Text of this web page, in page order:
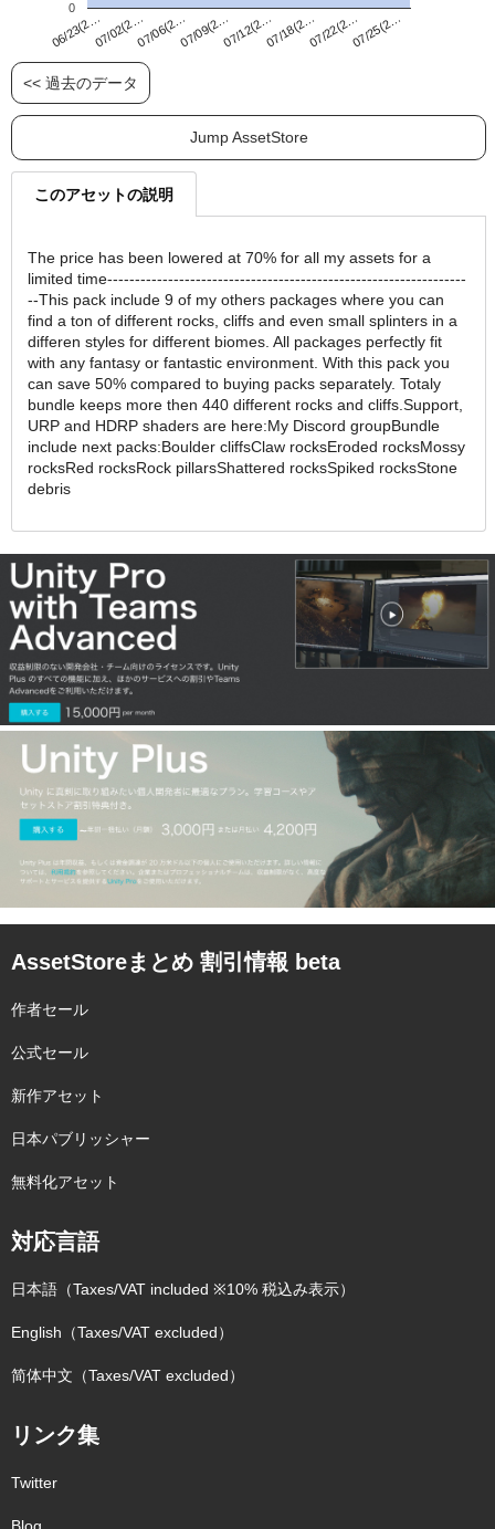
06/23(2…07/02(2…07/06(2…07/09(2…07/12(2…07/18(2…07/22(2…07/25(2…
0
<< 過去のデータ
Jump AssetStore
このアセットの説明
The price has been lowered at 70% for all my assets for a
limited time-----------------------------------------------------------------
--This pack include 9 of my others packages where you can
find a ton of different rocks, cliffs and even small splinters in a
differen styles for different biomes. All packages perfectly fit
with any fantasy or fantastic environment. With this pack you
can save 50% compared to buying packs separately. Totaly
bundle keeps more then 440 different rocks and cliffs.Support,
URP and HDRP shaders are here:My Discord groupBundle
include next packs:Boulder cliffsClaw rocksEroded rocksMossy
rocksRed rocksRock pillarsShattered rocksSpiked rocksStone
debris
AssetStoreまとめ 割引情報 beta
作者セール
公式セール
新作アセット
日本パブリッシャー
無料化アセット
対応言語
日本語（Taxes/VAT included ※10% 税込み表示）
English（Taxes/VAT excluded）
简体中文（Taxes/VAT excluded）
リンク集
Twitter